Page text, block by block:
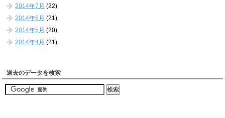
2014年7月 (22)
2014年6月 (21)
2014年5月 (20)
2014年4月 (21)
過去のデータを検索